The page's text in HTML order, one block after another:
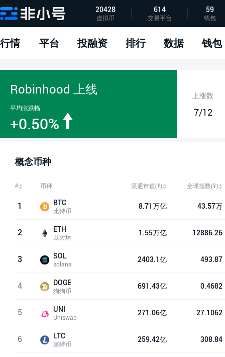
APP下载
指标说明
问题反馈
20428
虚拟币
614
交易平台
59
钱包
行情 平台 投融资 排行 数据 钱包
Robinhood 上线
平均涨跌幅
+0.50%
上涨数
7/12
概念币种
# 币种 流通市值(¥) 全球指数(¥)
1 BTC
比特币 8.71万亿 43.57万
2 ETH
以太坊 1.55万亿 12886.26
3 SOL
solana 2403.1亿 493.87
4 DOGE
狗狗币 691.43亿 0.4682
5 UNI
Uniswap 271.06亿 27.1062
6 LTC
莱特币 259.42亿 308.84